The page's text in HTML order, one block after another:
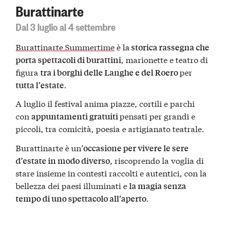
Burattinarte
Dal 3 luglio al 4 settembre
Burattinarte Summertimeè la storica rassegna che
porta spettacoli di burattini, marionette e teatro di
figuratra i borghi delle Langhe e del Roeroper
tutta l’estate.
A luglio il festival anima piazze, cortili e parchi
conappuntamenti gratuitipensati per grandi e
piccoli, tra comicità, poesia e artigianato teatrale.
Burattinarte è un’occasione per vivere le sere
d’estate in modo diverso, riscoprendo la voglia di
stare insieme in contesti raccolti e autentici, con la
bellezza dei paesi illuminati ela magia senza
tempo di uno spettacolo all’aperto.